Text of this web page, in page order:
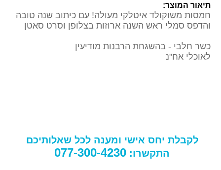
תיאור המוצר:
חמסות משוקולד איטלקי מעולה! עם כיתוב שנה טובה
והדפס סמלי ראש השנה ארוזות בצלופן וסרט סאטן
כשר חלבי - בהשגחת הרבנות מודיעין
לאוכלי אח"נ
לקבלת יחס אישי ומענה לכל שאלותיכם
התקשרו: 077-300-4230